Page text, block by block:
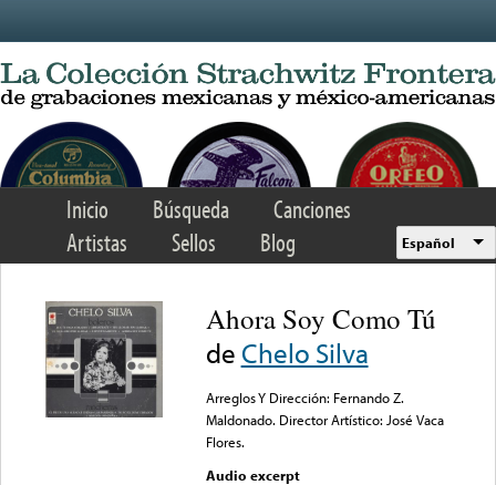
Inicio Búsqueda
Canciones
Artistas
Sellos Blog Español
Ahora Soy Como Tú
de Chelo Silva
Arreglos Y Dirección: Fernando Z.
Maldonado. Director Artístico: José Vaca
Flores.
Audio excerpt